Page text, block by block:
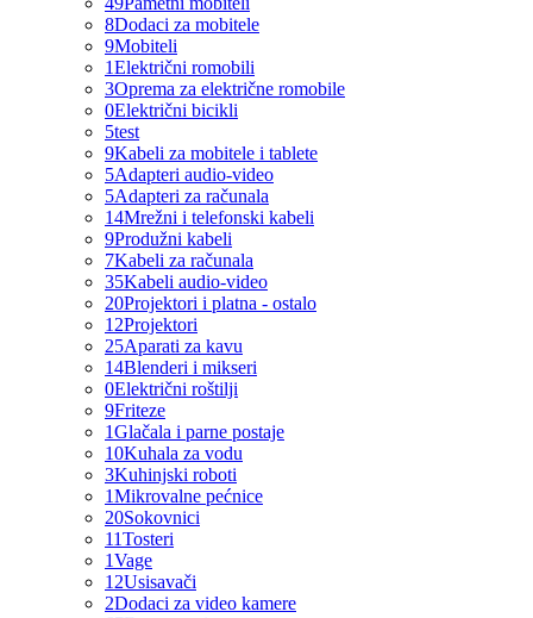
8Dodaci za mobitele
9Mobiteli
1Električni romobili
3Oprema za električne romobile
0Električni bicikli
5test
9Kabeli za mobitele i tablete
5Adapteri audio-video
5Adapteri za računala
14Mrežni i telefonski kabeli
9Produžni kabeli
7Kabeli za računala
35Kabeli audio-video
20Projektori i platna - ostalo
12Projektori
25Aparati za kavu
14Blenderi i mikseri
0Električni roštilji
9Friteze
1Glačala i parne postaje
10Kuhala za vodu
3Kuhinjski roboti
1Mikrovalne pećnice
20Sokovnici
11Tosteri
1Vage
12Usisavači
2Dodaci za video kamere